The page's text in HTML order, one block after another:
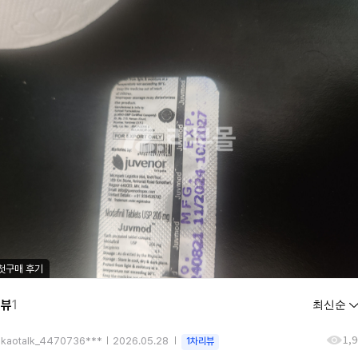
구매 후기
1
2026.05.28 1차리뷰